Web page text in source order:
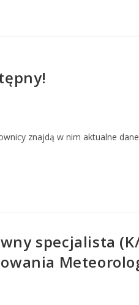
znajdą w nim aktualne
specjalista